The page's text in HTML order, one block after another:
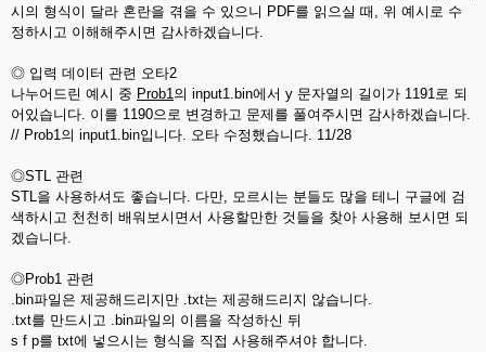
시의 형식이 달라 혼란을 겪을 수 있으니 PDF를 읽으실 때, 위 예시로 수
정하시고 이해해주시면 감사하겠습니다.
◎ 입력 데이터 관련 오타2
나누어드린 예시 중 Prob1의 input1.bin에서 y 문자열의 길이가 1191로 되
어있습니다. 이를 1190으로 변경하고 문제를 풀여주시면 감사하겠습니다.
// Prob1의 input1.bin입니다. 오타 수정했습니다. 11/28
◎STL 관련
STL을 사용하셔도 좋습니다. 다만, 모르시는 분들도 많을 테니 구글에 검
색하시고 천천히 배워보시면서 사용할만한 것들을 찾아 사용해 보시면 되
겠습니다.
◎Prob1 관련
.bin파일은 제공해드리지만 .txt는 제공해드리지 않습니다.
.txt를 만드시고 .bin파일의 이름을 작성하신 뒤
s f p를 txt에 넣으시는 형식을 직접 사용해주셔야 합니다.